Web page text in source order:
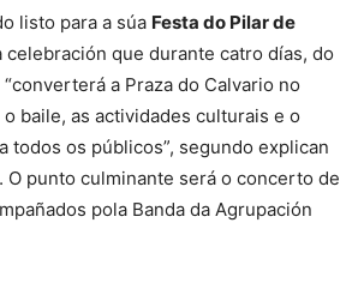
listo para a súa Festa do Pilar de
celebración que durante catro días, do
“converterá a Praza do Calvario no
baile, as actividades culturais e o
todos os públicos”, segundo explican
O punto culminante será o concerto de
pola Banda da Agrupación